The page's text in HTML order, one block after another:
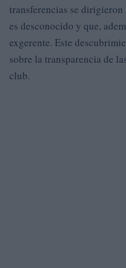
transferencias se
es desconocido y que,
exgerente. Este
sobre la transparencia de
club.